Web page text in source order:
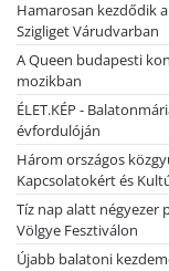
Hamarosan kezdődik
Szigliget Várudvarban
A Queen budapesti
mozikban
ÉLET.KÉP -
évfordulóján
Három országos
Kapcsolatokért és
Tíz nap alatt négyezer
Völgye Fesztiválon
Újabb balatoni